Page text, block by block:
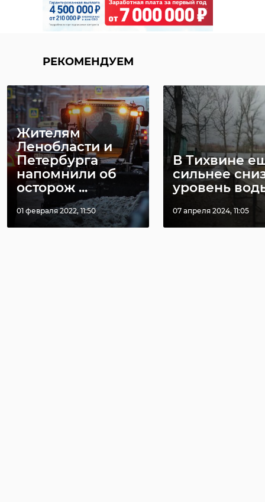
РЕКОМЕНДУЕМ
Жителям
Ленобласти и
Петербурга
напомнили об
осторож ...
01 февраля 2022, 11:50
В Тихвине
сильнее
уровень
07 апреля 2024, 11:05